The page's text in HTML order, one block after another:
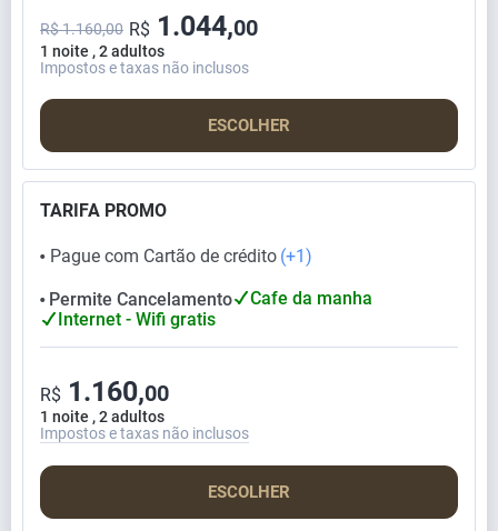
1 noite , 2 adultos
R$ 1.160,00 R$ 1.044,00
Impostos e taxas não inclusos
ESCOLHER
TARIFA PROMO
⬤ Pague com Cartão de crédito (+1)
⬤ Permite Cancelamento
Cafe da manha
Internet - Wifi gratis
1 noite , 2 adultos
R$ 1.160,00
Impostos e taxas não inclusos
ESCOLHER